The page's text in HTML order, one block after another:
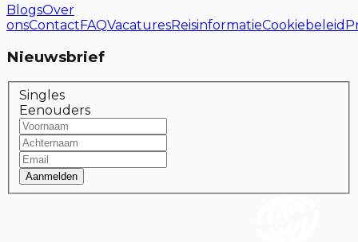
BlogsOver
onsContact FAQVacaturesReisinformatieCookiebeleid
Nieuwsbrief
Singles
Eenouders
Aanmelden